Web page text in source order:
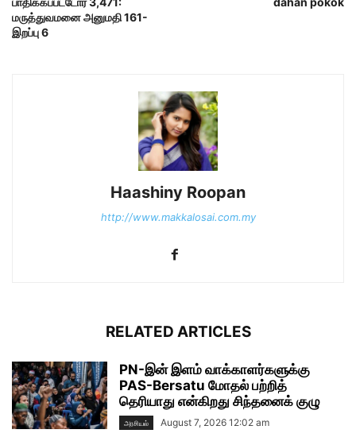
மருத்துவமனை அனுமதி 161-
இறப்பு 6
Haashiny Roopan
http://www.makkalosai.com.my
RELATED ARTICLES
PN-இன் இளம் வாக்காளர்களுக்கு
PAS-Bersatu மோதல் பற்றித்
தெரியாது என்கிறது சிந்தனைக் குழு
அரசியல் August 7, 2026 12:02 am